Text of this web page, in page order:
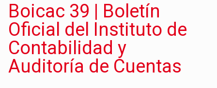
Boicac 39 | Boletín
Oficial del Instituto de
Contabilidad y
Auditoría de Cuentas